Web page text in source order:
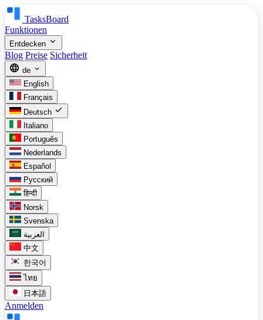
TasksBoard
Funktionen
Entdecken expand_more
Blog Preise Sicherheit
language de expand_more
English
Français
Deutsch check
Italiano
Português
Nederlands
Español
Русский
हिन्दी
Norsk
Svenska
العربية
中文
한국어
ไทย
日本語
Anmelden